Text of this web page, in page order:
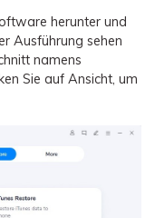
herunter und
Ausführung sehen
namens
Sie auf Ansicht, um